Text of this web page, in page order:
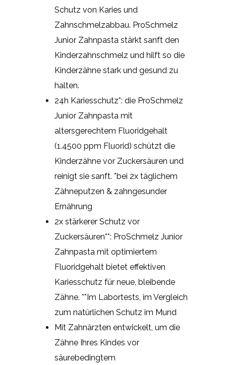
Schutz von Karies und
Zahnschmelzabbau. ProSchmelz
Junior Zahnpasta stärkt sanft den
Kinderzahnschmelz und hilft so die
Kinderzähne stark und gesund zu
halten.
24h Kariesschutz*: die ProSchmelz
Junior Zahnpasta mit
altersgerechtem Fluoridgehalt
(1.4500 ppm Fluorid) schützt die
Kinderzähne vor Zuckersäuren und
reinigt sie sanft. *bei 2x täglichem
Zähneputzen & zahngesunder
Ernährung
2x stärkerer Schutz vor
Zuckersäuren**: ProSchmelz Junior
Zahnpasta mit optimiertem
Fluoridgehalt bietet effektiven
Kariesschutz für neue, bleibende
Zähne. **Im Labortests, im Vergleich
zum natürlichen Schutz im Mund
Mit Zahnärzten entwickelt, um die
Zähne Ihres Kindes vor
säurebedingtem